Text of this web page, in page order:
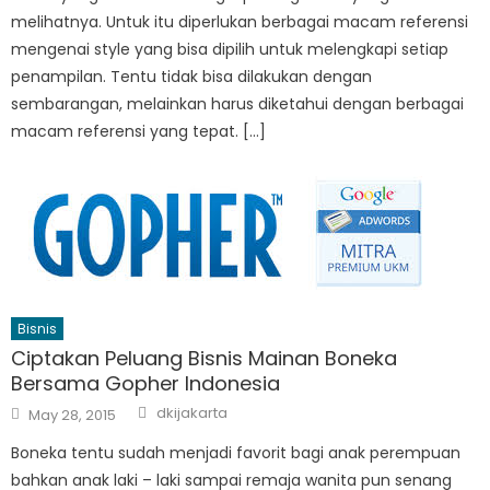
melihatnya. Untuk itu diperlukan berbagai macam referensi
mengenai style yang bisa dipilih untuk melengkapi setiap
penampilan. Tentu tidak bisa dilakukan dengan
sembarangan, melainkan harus diketahui dengan berbagai
macam referensi yang tepat. […]
Bisnis
Ciptakan Peluang Bisnis Mainan Boneka
Bersama Gopher Indonesia
Posted
on
May 28, 2015 Author
dkijakarta
Boneka tentu sudah menjadi favorit bagi anak perempuan
bahkan anak laki – laki sampai remaja wanita pun senang